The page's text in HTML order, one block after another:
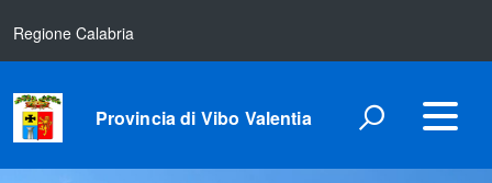
Regione Calabria
Provincia di Vibo Valentia